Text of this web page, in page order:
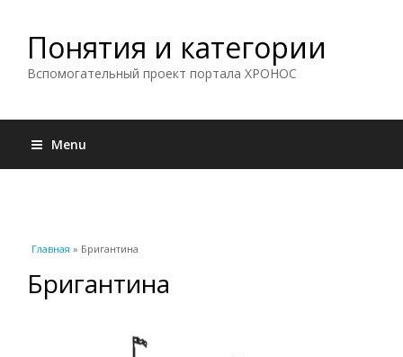
Понятия и категории
Вспомогательный проект портала ХРОНОС
Menu
Вы здесь
Главная » Бригантина
Бригантина